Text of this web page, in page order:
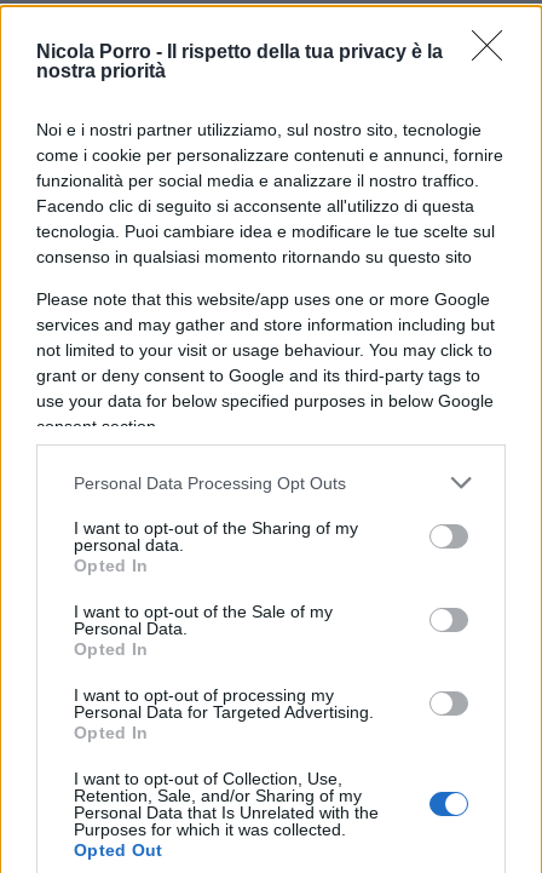
Nicola Porro -
Il rispetto della tua privacy è la
nostra priorità
Noi e i nostri partner utilizziamo, sul nostro sito, tecnologie
come i cookie per personalizzare contenuti e annunci, fornire
funzionalità per social media e analizzare il nostro traffico.
Facendo clic di seguito si acconsente all'utilizzo di questa
tecnologia. Puoi cambiare idea e modificare le tue scelte sul
consenso in qualsiasi momento ritornando su questo sito
Please note that this website/app uses one or more Google
services and may gather and store information including but
not limited to your visit or usage behaviour. You may click to
grant or deny consent to Google and its third-party tags to
use your data for below specified purposes in below Google
consent section.
Personal Data Processing Opt Outs
I want to opt-out of the Sharing of my
personal data.
Opted In
I want to opt-out of the Sale of my
Personal Data.
Opted In
I want to opt-out of processing my
Personal Data for Targeted Advertising.
Opted In
I want to opt-out of Collection, Use,
Retention, Sale, and/or Sharing of my
Personal Data that Is Unrelated with the
Purposes for which it was collected.
Opted Out
Ora, in primis, sarebbe il caso di ricordare al
nostro eroe che lotta per disinquinare il mondo su
quali dimensioni egli immagina di intervenire. In
particolare, tanto per citare alcuni dati assai
significativi,l’intera Europa produce l’8% della
vituperata CO2, alias diossido di carbonio, alias
anidride carbonica; i soli Stati Uniti il 16% e la
Quindi, stabilito che sia una pura utopia
immaginare che l’Europa abbia la forza per
le sue demenziali regole, comprese quelle sulla
curvatura delle banane, si deve convenire che la
crescente rigidità delle stesse norme rappresenta
produttori italiani ed europei
, impedendo loro
di contrastare la concorrenza estera, oltre a
quella di alcuni partner comunitari meno ligi
nell’osservanza delle medesime regole .
Ciò determina, per concludere con una battuta, tra
i produttori agricoli la sgradevole sensazione di
essere costretti ad emulare quel proverbiale